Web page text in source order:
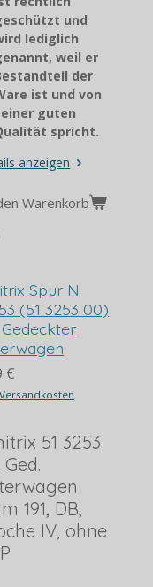
und
lediglich
weil er
der
ist und von
guten
spricht.
anzeigen
Warenkorb
Spur N
(51 3253 00)
€
Versandkosten
51 3253
191, DB,
IV, ohne